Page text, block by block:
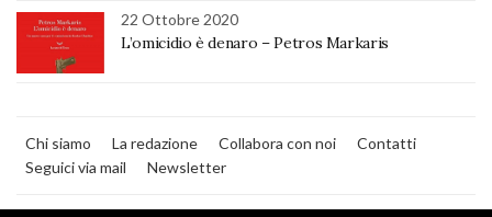
22 Ottobre 2020
L’omicidio è denaro – Petros Markaris
Chi siamo La redazione Collabora con noi
Contatti
Seguici via mail
Newsletter